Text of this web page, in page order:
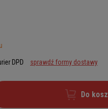
DPD sprawdź formy dostawy
Do